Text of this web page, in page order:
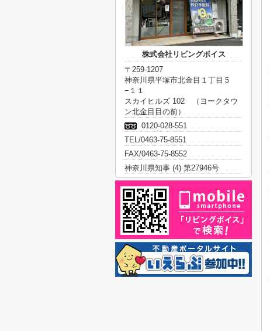
株式会社リビングボイス
〒259-1207
神奈川県平塚市北金目１丁目５
−１１
スカイヒルズ 102 （ヨークタウ
ン北金目目の前）
0120-028-551
TEL/0463-75-8551
FAX/0463-75-8552
神奈川県知事 (4) 第27946号